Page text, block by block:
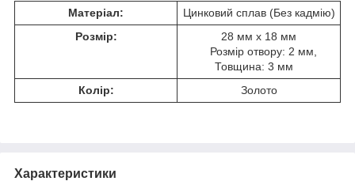
Матеріал:
Цинковий сплав (Без кадмію)
Розмір:
28 мм x 18 мм
Розмір отвору: 2 мм,
Товщина: 3 мм
Колір:
Золото
Характеристики